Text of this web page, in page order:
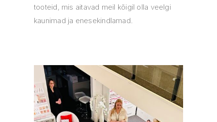
tooteid, mis aitavad meil kõigil olla veelgi
kaunimad ja enesekindlamad.